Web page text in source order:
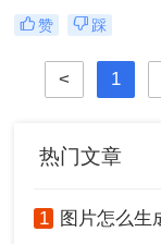
情况。这种需求可
片中的文字提取出
是将图片中的表
格格式。那么图片
档格式呢？下面
Word文档的转换。
赞 踩
< 1
热门文章
1 图片怎么生